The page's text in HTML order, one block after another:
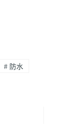
#防水